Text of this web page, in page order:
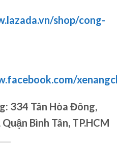
shop/cong-
334 Tân Hòa Đông,
Bình Tân, TP.HCM